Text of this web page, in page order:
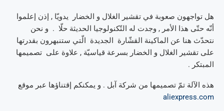
هل تواجهون صعوبة في تقشير الغلال و الخضار يدويّا , إذن إعلموا
أنّه حتّى هذا الأمر , وجدت له التّكنولوجيا الحديثة حلّا . و نحن
نتحدّث هنا عن الماكينة القشّارة الجديدة الّتي ستنبهرون بقدرتها
على تقشير الغلال و الخضار بسرعة قياسيّة , علاوة على تصميمها
المبتكر .
هذه الآلة تمّ تصميمها من شركة آبل . و يمكنكم إقتناؤها عبر موقع
aliexpress.com